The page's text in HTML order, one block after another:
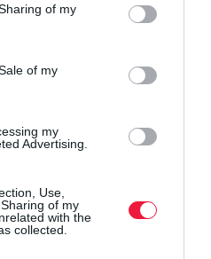
behaviour. You may click to
and its third-party tags to
purposes in below Google
of my
of my
my
Advertising.
Use,
of my
with the
collected.